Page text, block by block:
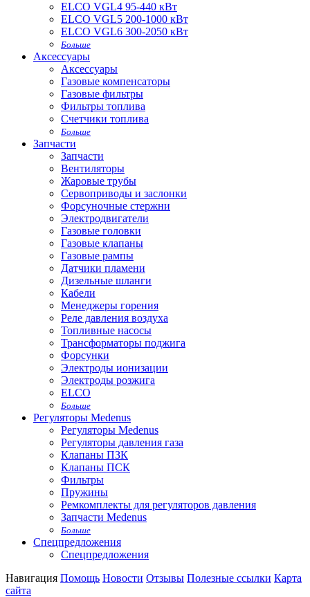
ELCO VGL4 95-440 кВт
ELCO VGL5 200-1000 кВт
ELCO VGL6 300-2050 кВт
Больше
Аксессуары
Аксессуары
Газовые компенсаторы
Газовые фильтры
Фильтры топлива
Счетчики топлива
Больше
Запчасти
Запчасти
Вентиляторы
Жаровые трубы
Сервоприводы и заслонки
Форсуночные стержни
Электродвигатели
Газовые головки
Газовые клапаны
Газовые рампы
Датчики пламени
Дизельные шланги
Кабели
Менеджеры горения
Реле давления воздуха
Топливные насосы
Трансформаторы поджига
Форсунки
Электроды ионизации
Электроды розжига
ELCO
Больше
Регуляторы Medenus
Регуляторы Medenus
Регуляторы давления газа
Клапаны ПЗК
Клапаны ПСК
Фильтры
Пружины
Ремкомплекты для регуляторов давления
Запчасти Medenus
Больше
Спецпредложения
Спецпредложения
Навигация Помощь Новости Отзывы Полезные ссылки Карта
сайта